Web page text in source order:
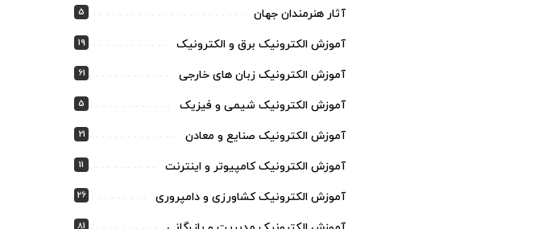
آثار هنرمندان جهان 5
آموزش الکترونیک برق و الکترونیک 19
آموزش الکترونیک زبان های خارجی 61
آموزش الکترونیک شیمی و فیزیک 5
آموزش الکترونیک صنایع و معادن 21
آموزش الکترونیک کامپیوتر و اینترنت 11
آموزش الکترونیک کشاورزی و دامپروری 26
81